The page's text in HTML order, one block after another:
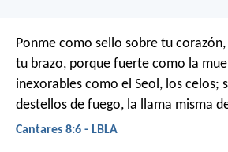
Ponme como sello sobre tu corazón,
tu brazo, porque fuerte como la
inexorables como el Seol, los celos;
destellos de fuego, la llama misma
Cantares 8:6 - LBLA